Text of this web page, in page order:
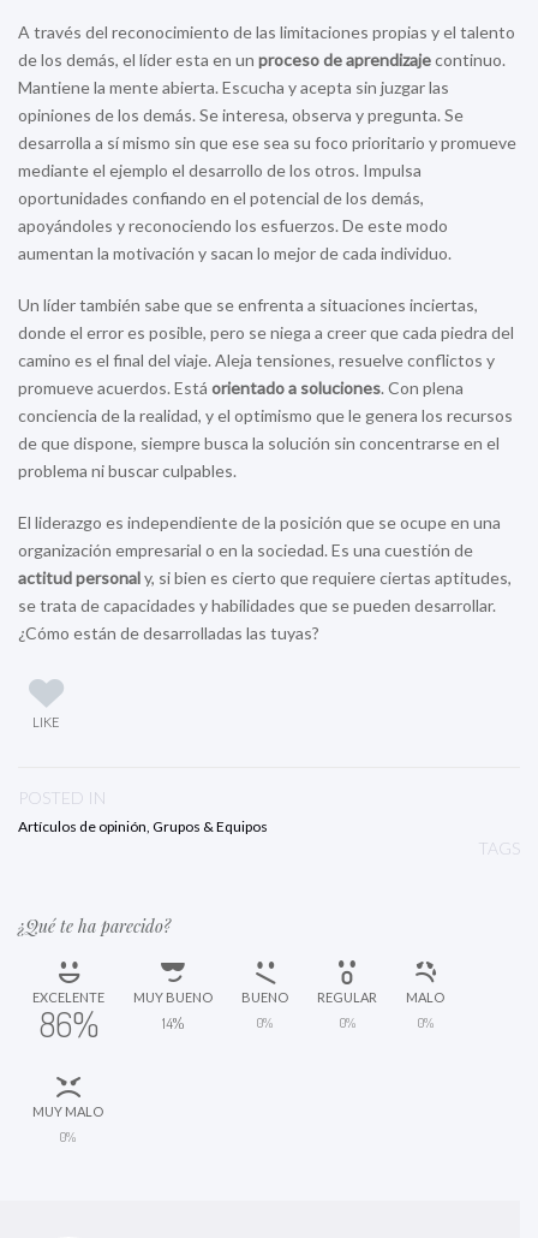
A través del reconocimiento de las limitaciones propias y el talento
de los demás, el líder esta en un proceso de aprendizajecontinuo.
Mantiene la mente abierta. Escucha y acepta sin juzgar las
opiniones de los demás. Se interesa, observa y pregunta. Se
desarrolla a sí mismo sin que ese sea su foco prioritario y promueve
mediante el ejemplo el desarrollo de los otros. Impulsa
oportunidades confiando en el potencial de los demás,
apoyándoles y reconociendo los esfuerzos. De este modo
aumentan la motivación y sacan lo mejor de cada individuo.
Un líder también sabe que se enfrenta a situaciones inciertas,
donde el error es posible, pero se niega a creer que cada piedra del
camino es el final del viaje. Aleja tensiones, resuelve conflictos y
promueve acuerdos. Está orientado a soluciones. Con plena
conciencia de la realidad, y el optimismo que le genera los recursos
de que dispone, siempre busca la solución sin concentrarse en el
problema ni buscar culpables.
El liderazgo es independiente de la posición que se ocupe en una
organización empresarial o en la sociedad. Es una cuestión de
actitud personaly, si bien es cierto que requiere ciertas aptitudes,
se trata de capacidades y habilidades que se pueden desarrollar.
¿Cómo están de desarrolladas las tuyas?
LIKE
POSTED IN
Artículos de opinión Grupos & Equipos
TAGS
¿Qué te ha parecido?
EXCELENTE
86%
MUY BUENO
14%
BUENO
0%
REGULAR
0%
MALO
0%
MUY MALO
0%